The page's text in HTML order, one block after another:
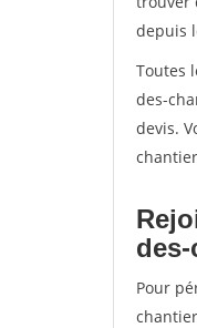
depuis
Toutes
des-
devis.
Pour